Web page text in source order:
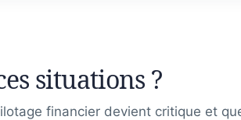
situations ?
financier devient critique et